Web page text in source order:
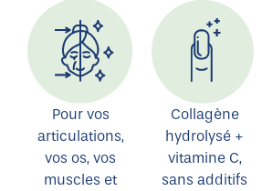
Pour vos
articulations,
vos os, vos
muscles et
Collagène
hydrolysé +
vitamine C,
sans additifs